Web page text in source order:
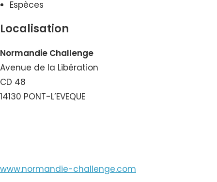
Espèces
Localisation
Normandie Challenge
Avenue de la Libération
CD 48
14130 PONT-L’EVEQUE
www.normandie-challenge.com